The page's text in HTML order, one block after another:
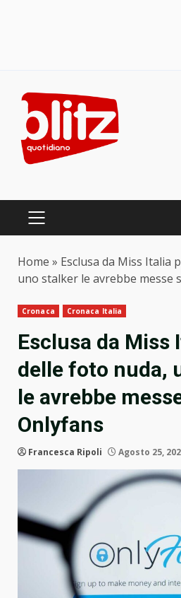
content
PRIMARY
Home » Esclusa da Miss Italia
uno stalker le avrebbe messe
Cronaca Cronaca Italia
Esclusa da Miss
delle foto nuda,
le avrebbe
Onlyfans
Francesca Ripoli Agosto 25,